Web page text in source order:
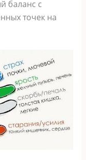
баланс с
точек на